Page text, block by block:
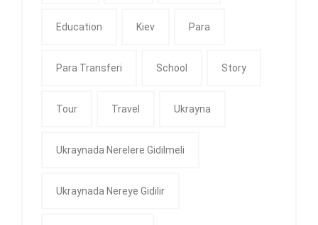
Education Kiev Para
Para Transferi School Story
Tour Travel Ukrayna
Ukraynada Nerelere Gidilmeli
Ukraynada Nereye Gidilir